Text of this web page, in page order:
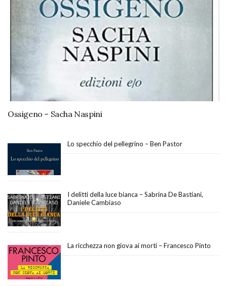
Ossigeno – Sacha Naspini
Lo specchio del pellegrino – Ben Pastor
I delitti della luce bianca – Sabrina De Bastiani,
Daniele Cambiaso
La ricchezza non giova ai morti – Francesco Pinto